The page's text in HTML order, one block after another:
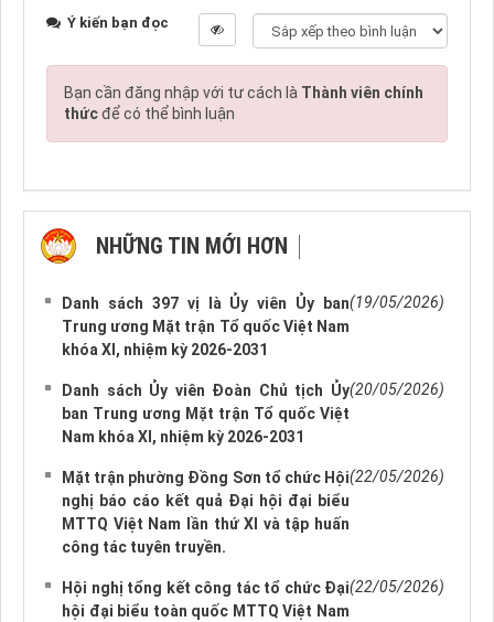
Ý kiến bạn đọc
Bạn cần đăng nhập với tư cách là Thành viên chính
thứcđể có thể bình luận
NHỮNG TIN MỚI HƠN
Danh sách 397 vị là Ủy viên Ủy ban
Trung ương Mặt trận Tổ quốc Việt Nam
khóa XI, nhiệm kỳ 2026-2031
(19/05/2026)
Danh sách Ủy viên Đoàn Chủ tịch Ủy
ban Trung ương Mặt trận Tổ quốc Việt
Nam khóa XI, nhiệm kỳ 2026-2031
(20/05/2026)
Mặt trận phường Đồng Sơn tổ chức Hội
nghị báo cáo kết quả Đại hội đại biểu
MTTQ Việt Nam lần thứ XI và tập huấn
công tác tuyên truyền.
(22/05/2026)
Hội nghị tổng kết công tác tổ chức Đại
hội đại biểu toàn quốc MTTQ Việt Nam
(22/05/2026)